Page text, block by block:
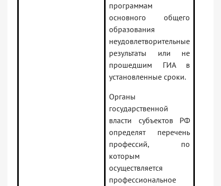
программам
основного общего
образования
неудовлетворительные
результаты или не
прошедшим ГИА в
установленные сроки.
Органы
государственной
власти субъектов РФ
определят перечень
профессий, по
которым
осуществляется
профессиональное